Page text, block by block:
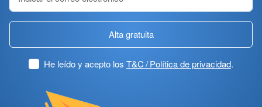
Alta gratuita
He leído y acepto los T&C / Política de privacidad.